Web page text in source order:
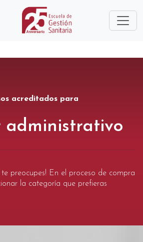
acreditados para
administrativo
te preocupes! En el proceso de compra
la categoría que prefieras